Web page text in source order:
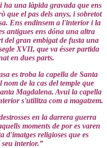
una làpida gravada que ens
el pas dels anys, i sobretot
Ens endinsem a l'interior i la
antigues ens dóna una altra
del gran embigat de fusta una
XVII, que va ésser partida
en dues parts.
es troba la capella de Santa
de la cas del temple que
Magdalena. Avui la capella
s'utilitza com a magatzem.
en la darrera guerra
moments de por es varen
d'imatges religioses que es
seu interior.”